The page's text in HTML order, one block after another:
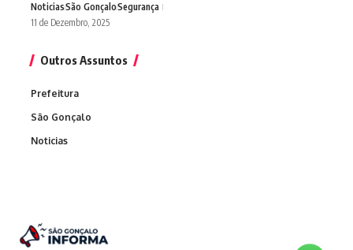
NoticiasSão GonçaloSegurança
11 de Dezembro, 2025
Outros Assuntos
Prefeitura
São Gonçalo
Noticias